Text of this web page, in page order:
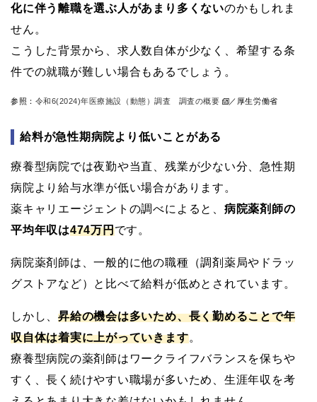
化に伴う離職を選ぶ人があまり多くないのかもしれま
せん。
こうした背景から、求人数自体が少なく、希望する条
件での就職が難しい場合もあるでしょう。
参照： 令和6(2024)年医療施設（動態）調査 調査の概要 ／厚生労働省
給料が急性期病院より低いことがある
療養型病院では夜勤や当直、残業が少ない分、急性期
病院より給与水準が低い場合があります。
薬キャリエージェントの調べによると、 病院薬剤師の
平均年収は474万円です。
病院薬剤師は、一般的に他の職種（調剤薬局やドラッ
グストアなど）と比べて給料が低めとされています。
しかし、昇給の機会は多いため、長く勤めることで年
収自体は着実に上がっていきます。
療養型病院の薬剤師はワークライフバランスを保ちや
すく、長く続けやすい職場が多いため、生涯年収を考